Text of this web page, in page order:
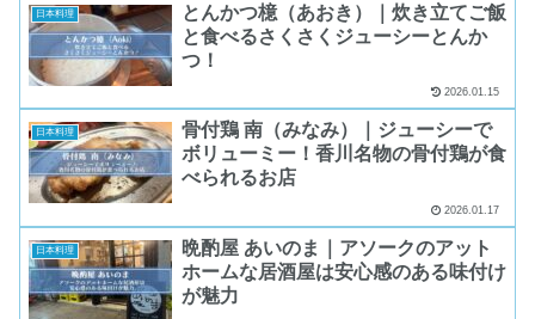
日本料理
とんかつ檍（あおき）｜炊き立てご飯
と食べるさくさくジューシーとんか
つ！
2026.01.15
日本料理
骨付鶏 南（みなみ）｜ジューシーで
ボリューミー！香川名物の骨付鶏が食
べられるお店
2026.01.17
日本料理
晩酌屋 あいのま｜アソークのアット
ホームな居酒屋は安心感のある味付け
が魅力